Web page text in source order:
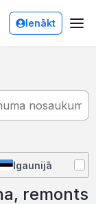
Ienākt
Igaunijā
remonts